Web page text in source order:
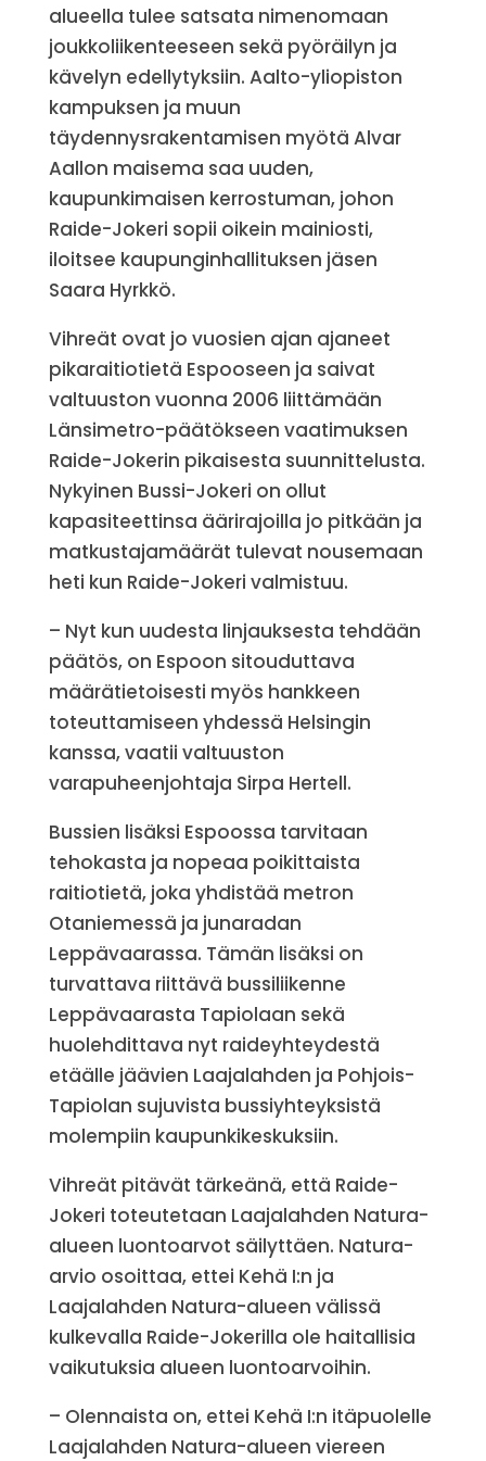
alueella tulee satsata nimenomaan
joukkoliikenteeseen sekä pyöräilyn ja
kävelyn edellytyksiin. Aalto-yliopiston
kampuksen ja muun
täydennysrakentamisen myötä Alvar
Aallon maisema saa uuden,
kaupunkimaisen kerrostuman, johon
Raide-Jokeri sopii oikein mainiosti,
iloitsee kaupunginhallituksen jäsen
Saara Hyrkkö.
Vihreät ovat jo vuosien ajan ajaneet
pikaraitiotietä Espooseen ja saivat
valtuuston vuonna 2006 liittämään
Länsimetro-päätökseen vaatimuksen
Raide-Jokerin pikaisesta suunnittelusta.
Nykyinen Bussi-Jokeri on ollut
kapasiteettinsa äärirajoilla jo pitkään ja
matkustajamäärät tulevat nousemaan
heti kun Raide-Jokeri valmistuu.
– Nyt kun uudesta linjauksesta tehdään
päätös, on Espoon sitouduttava
määrätietoisesti myös hankkeen
toteuttamiseen yhdessä Helsingin
kanssa, vaatii valtuuston
varapuheenjohtaja Sirpa Hertell.
Bussien lisäksi Espoossa tarvitaan
tehokasta ja nopeaa poikittaista
raitiotietä, joka yhdistää metron
Otaniemessä ja junaradan
Leppävaarassa. Tämän lisäksi on
turvattava riittävä bussiliikenne
Leppävaarasta Tapiolaan sekä
huolehdittava nyt raideyhteydestä
etäälle jäävien Laajalahden ja Pohjois-
Tapiolan sujuvista bussiyhteyksistä
molempiin kaupunkikeskuksiin.
Vihreät pitävät tärkeänä, että Raide-
Jokeri toteutetaan Laajalahden Natura-
alueen luontoarvot säilyttäen. Natura-
arvio osoittaa, ettei Kehä I:n ja
Laajalahden Natura-alueen välissä
kulkevalla Raide-Jokerilla ole haitallisia
vaikutuksia alueen luontoarvoihin.
– Olennaista on, ettei Kehä I:n itäpuolelle
Laajalahden Natura-alueen viereen